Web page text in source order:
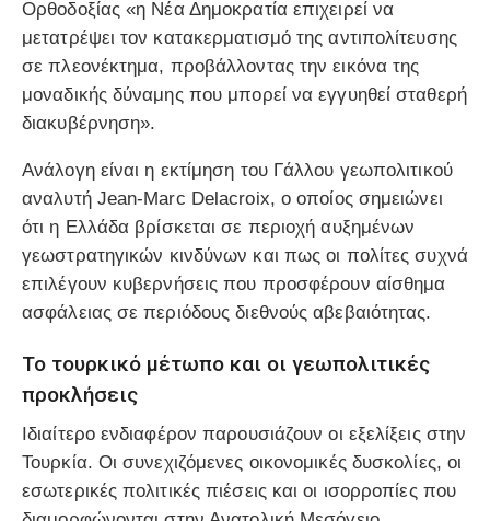
Ορθοδοξίας «η Νέα Δημοκρατία επιχειρεί να
μετατρέψει τον κατακερματισμό της αντιπολίτευσης
σε πλεονέκτημα, προβάλλοντας την εικόνα της
μοναδικής δύναμης που μπορεί να εγγυηθεί σταθερή
διακυβέρνηση».
Ανάλογη είναι η εκτίμηση του Γάλλου γεωπολιτικού
αναλυτή Jean-Marc Delacroix, ο οποίος σημειώνει
ότι η Ελλάδα βρίσκεται σε περιοχή αυξημένων
γεωστρατηγικών κινδύνων και πως οι πολίτες συχνά
επιλέγουν κυβερνήσεις που προσφέρουν αίσθημα
ασφάλειας σε περιόδους διεθνούς αβεβαιότητας.
Το τουρκικό μέτωπο και οι γεωπολιτικές
προκλήσεις
Ιδιαίτερο ενδιαφέρον παρουσιάζουν οι εξελίξεις στην
Τουρκία. Οι συνεχιζόμενες οικονομικές δυσκολίες, οι
εσωτερικές πολιτικές πιέσεις και οι ισορροπίες που